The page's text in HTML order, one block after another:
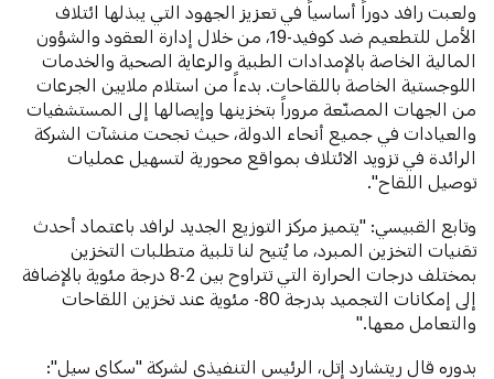
ولعبت رافد دوراً أساسياً في تعزيز الجهود التي يبذلها ائتلاف
الأمل للتطعيم ضد كوفيد-19، من خلال إدارة العقود والشؤون
المالية الخاصة بالإمدادات الطبية والرعاية الصحية والخدمات
اللوجستية الخاصة باللقاحات. بدءاً من استلام ملايين الجرعات
من الجهات المصنّعة مروراً بتخزينها وإيصالها إلى المستشفيات
والعيادات في جميع أنحاء الدولة، حيث نجحت منشآت الشركة
الرائدة في تزويد الائتلاف بمواقع محورية لتسهيل عمليات
توصيل اللقاح".
وتابع القبيسي: "يتميز مركز التوزيع الجديد لرافد باعتماد أحدث
تقنيات التخزين المبرد، ما يُتيح لنا تلبية متطلبات التخزين
بمختلف درجات الحرارة التي تتراوح بين 2-8 درجة مئوية بالإضافة
إلى إمكانات التجميد بدرجة 80- مئوية عند تخزين اللقاحات
والتعامل معها."
بدوره قال ريتشارد إتل، الرئيس التنفيذي لشركة "سكاي سيل":